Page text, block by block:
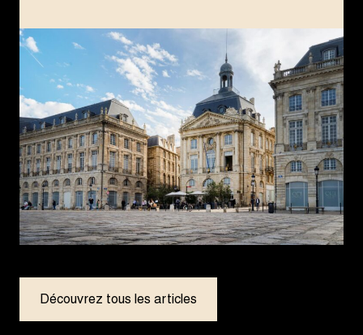
Découvrez tous les articles